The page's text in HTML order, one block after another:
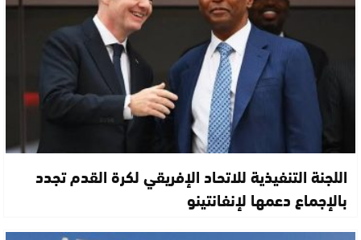
اللجنة التنفيذية للاتحاد الإفريقي لكرة القدم تجدد
بالإجماع دعمها لإنفانتينو